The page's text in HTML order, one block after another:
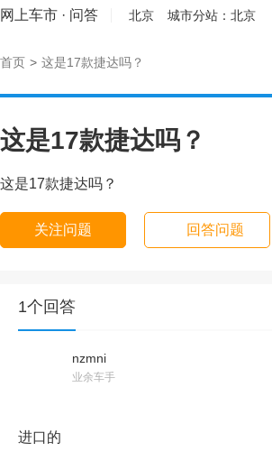
网上车市 · 问答 北京 城市分站： 北京
首页 > 这是17款捷达吗？
这是17款捷达吗？
这是17款捷达吗？
关注问题 回答问题
1个回答
nzmni
业余车手
进口的